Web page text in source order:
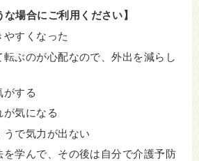
な場合にご利用ください】
やすくなった
転ぶのが心配なので、外出を減らし
がする
が気になる
うで気力が出ない
を学んで、その後は自分で介護予防